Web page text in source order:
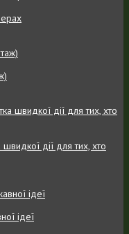
швидкої дії для тих, хто
ідеї